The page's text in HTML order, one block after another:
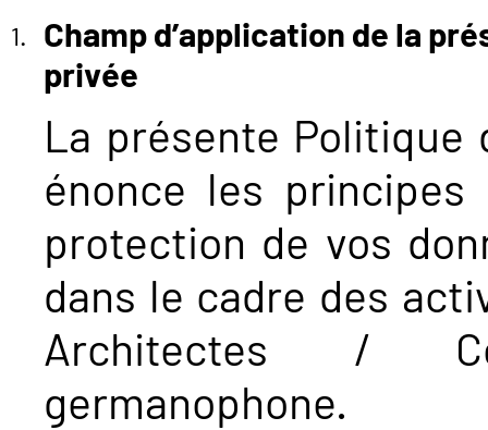
Champ d’application de la
privée
La présente
énonce les
protection de vos
dans le cadre des
Architectes /
germanophone.